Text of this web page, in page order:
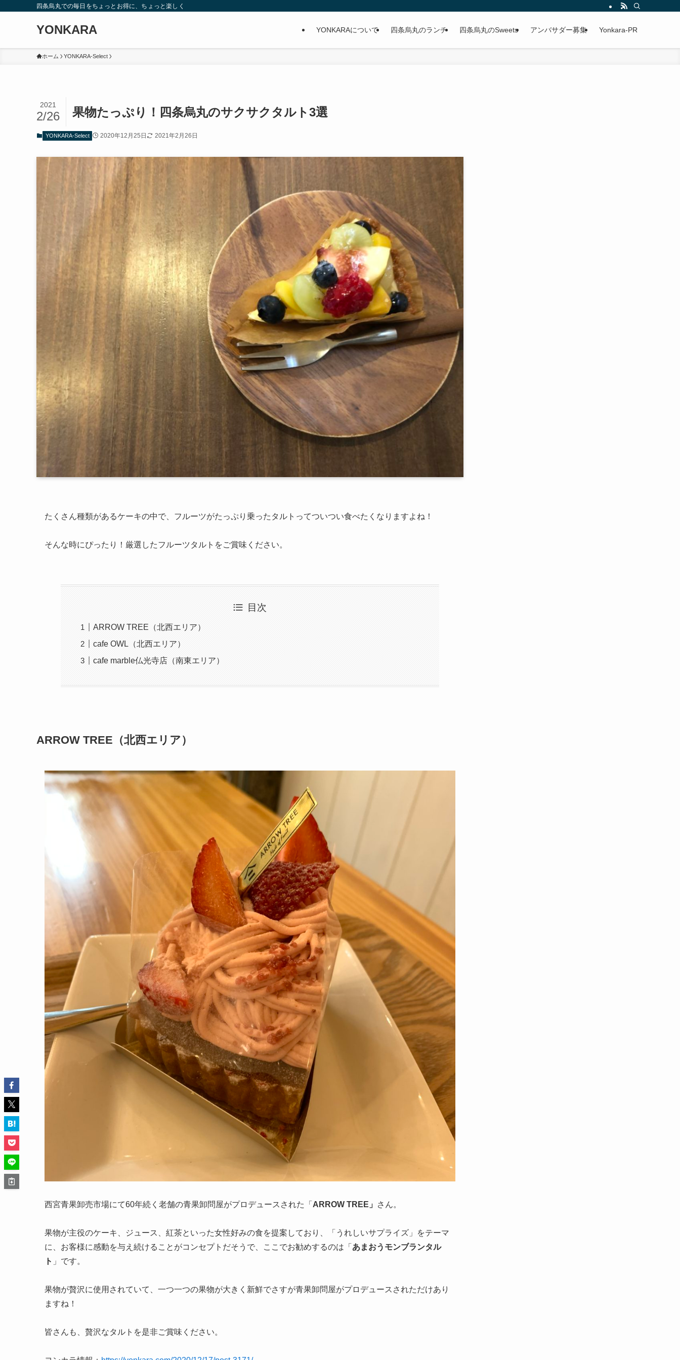
四条烏丸での毎日をちょっとお得に、ちょっと楽しく
YONKARA YONKARAについて 四条烏丸のランチ 四条烏丸のSweets アンバサダー募集 Yonkara-PR
ホーム YONKARA-Select
果物たっぷり！四条烏丸のサクサクタルト3選
2021
2/26
YONKARA-Select 2020年12月25日 2021年2月26日
たくさん種類があるケーキの中で、フルーツがたっぷり乗ったタルトってついつい食べたくなりますよね！
そんな時にぴったり！厳選したフルーツタルトをご賞味ください。
目次
ARROW TREE（北西エリア）
cafe OWL（北西エリア）
cafe marble仏光寺店（南東エリア）
ARROW TREE（北西エリア）
西宮青果卸売市場にて60年続く老舗の青果卸問屋がプロデュースされた「 ARROW TREE」 さん。
果物が主役のケーキ、ジュース、紅茶といった女性好みの食を提案しており、「うれしいサプライズ」をテーマ
に、お客様に感動を与え続けることがコンセプトだそうで、ここでお勧めするのは「 あまおうモンブランタル
ト 」です。
果物が贅沢に使用されていて、一つ一つの果物が大きく新鮮でさすが青果卸問屋がプロデュースされただけあり
ますね！
皆さんも、贅沢なタルトを是非ご賞味ください。